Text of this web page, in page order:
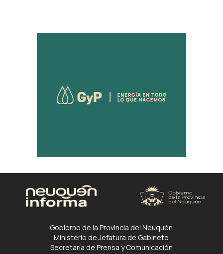
Gobierno de la Provincia del Neuquén
Ministerio de Jefatura de Gabinete
Secretaría de Prensa y Comunicación